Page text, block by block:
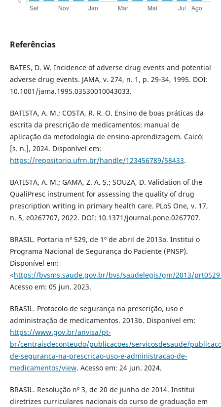
Referências
BATES, D. W. Incidence of adverse drug events and potential
adverse drug events. JAMA, v. 274, n. 1, p. 29-34, 1995. DOI:
10.1001/jama.1995.03530010043033.
BATISTA, A. M.; COSTA, R. R. O. Ensino de boas práticas da
escrita da prescrição de medicamentos: manual de
aplicação da metodologia de ensino-aprendizagem. Caicó:
[s. n.], 2024. Disponível em:
https://repositorio.ufrn.br/handle/123456789/58433.
BATISTA, A. M.; GAMA, Z. A. S.; SOUZA, D. Validation of the
QualiPresc instrument for assessing the quality of drug
prescription writing in primary health care. PLoS One, v. 17,
n. 5, e0267707, 2022. DOI: 10.1371/journal.pone.0267707.
BRASIL. Portaria nº 529, de 1º de abril de 2013a. Institui o
Programa Nacional de Segurança do Paciente (PNSP).
Disponível em:
<https://bvsms.saude.gov.br/bvs/saudelegis/gm/2013/
Acesso em: 05 jun. 2023.
BRASIL. Protocolo de segurança na prescrição, uso e
administração de medicamentos. 2013b. Disponível em:
https://www.gov.br/anvisa/pt-
br/centraisdeconteudo/publicacoes/servicosdesaude/
de-seguranca-na-prescricao-uso-e-administracao-de-
medicamentos/view. Acesso em: 24 jun. 2024.
BRASIL. Resolução nº 3, de 20 de junho de 2014. Institui
diretrizes curriculares nacionais do curso de graduação em